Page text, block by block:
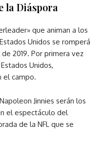
la Diáspora
que animan a los
Unidos se romperá
2019. Por primera vez
Unidos,
el campo.
Jinnies serán los
el espectáculo del
de la NFL que se